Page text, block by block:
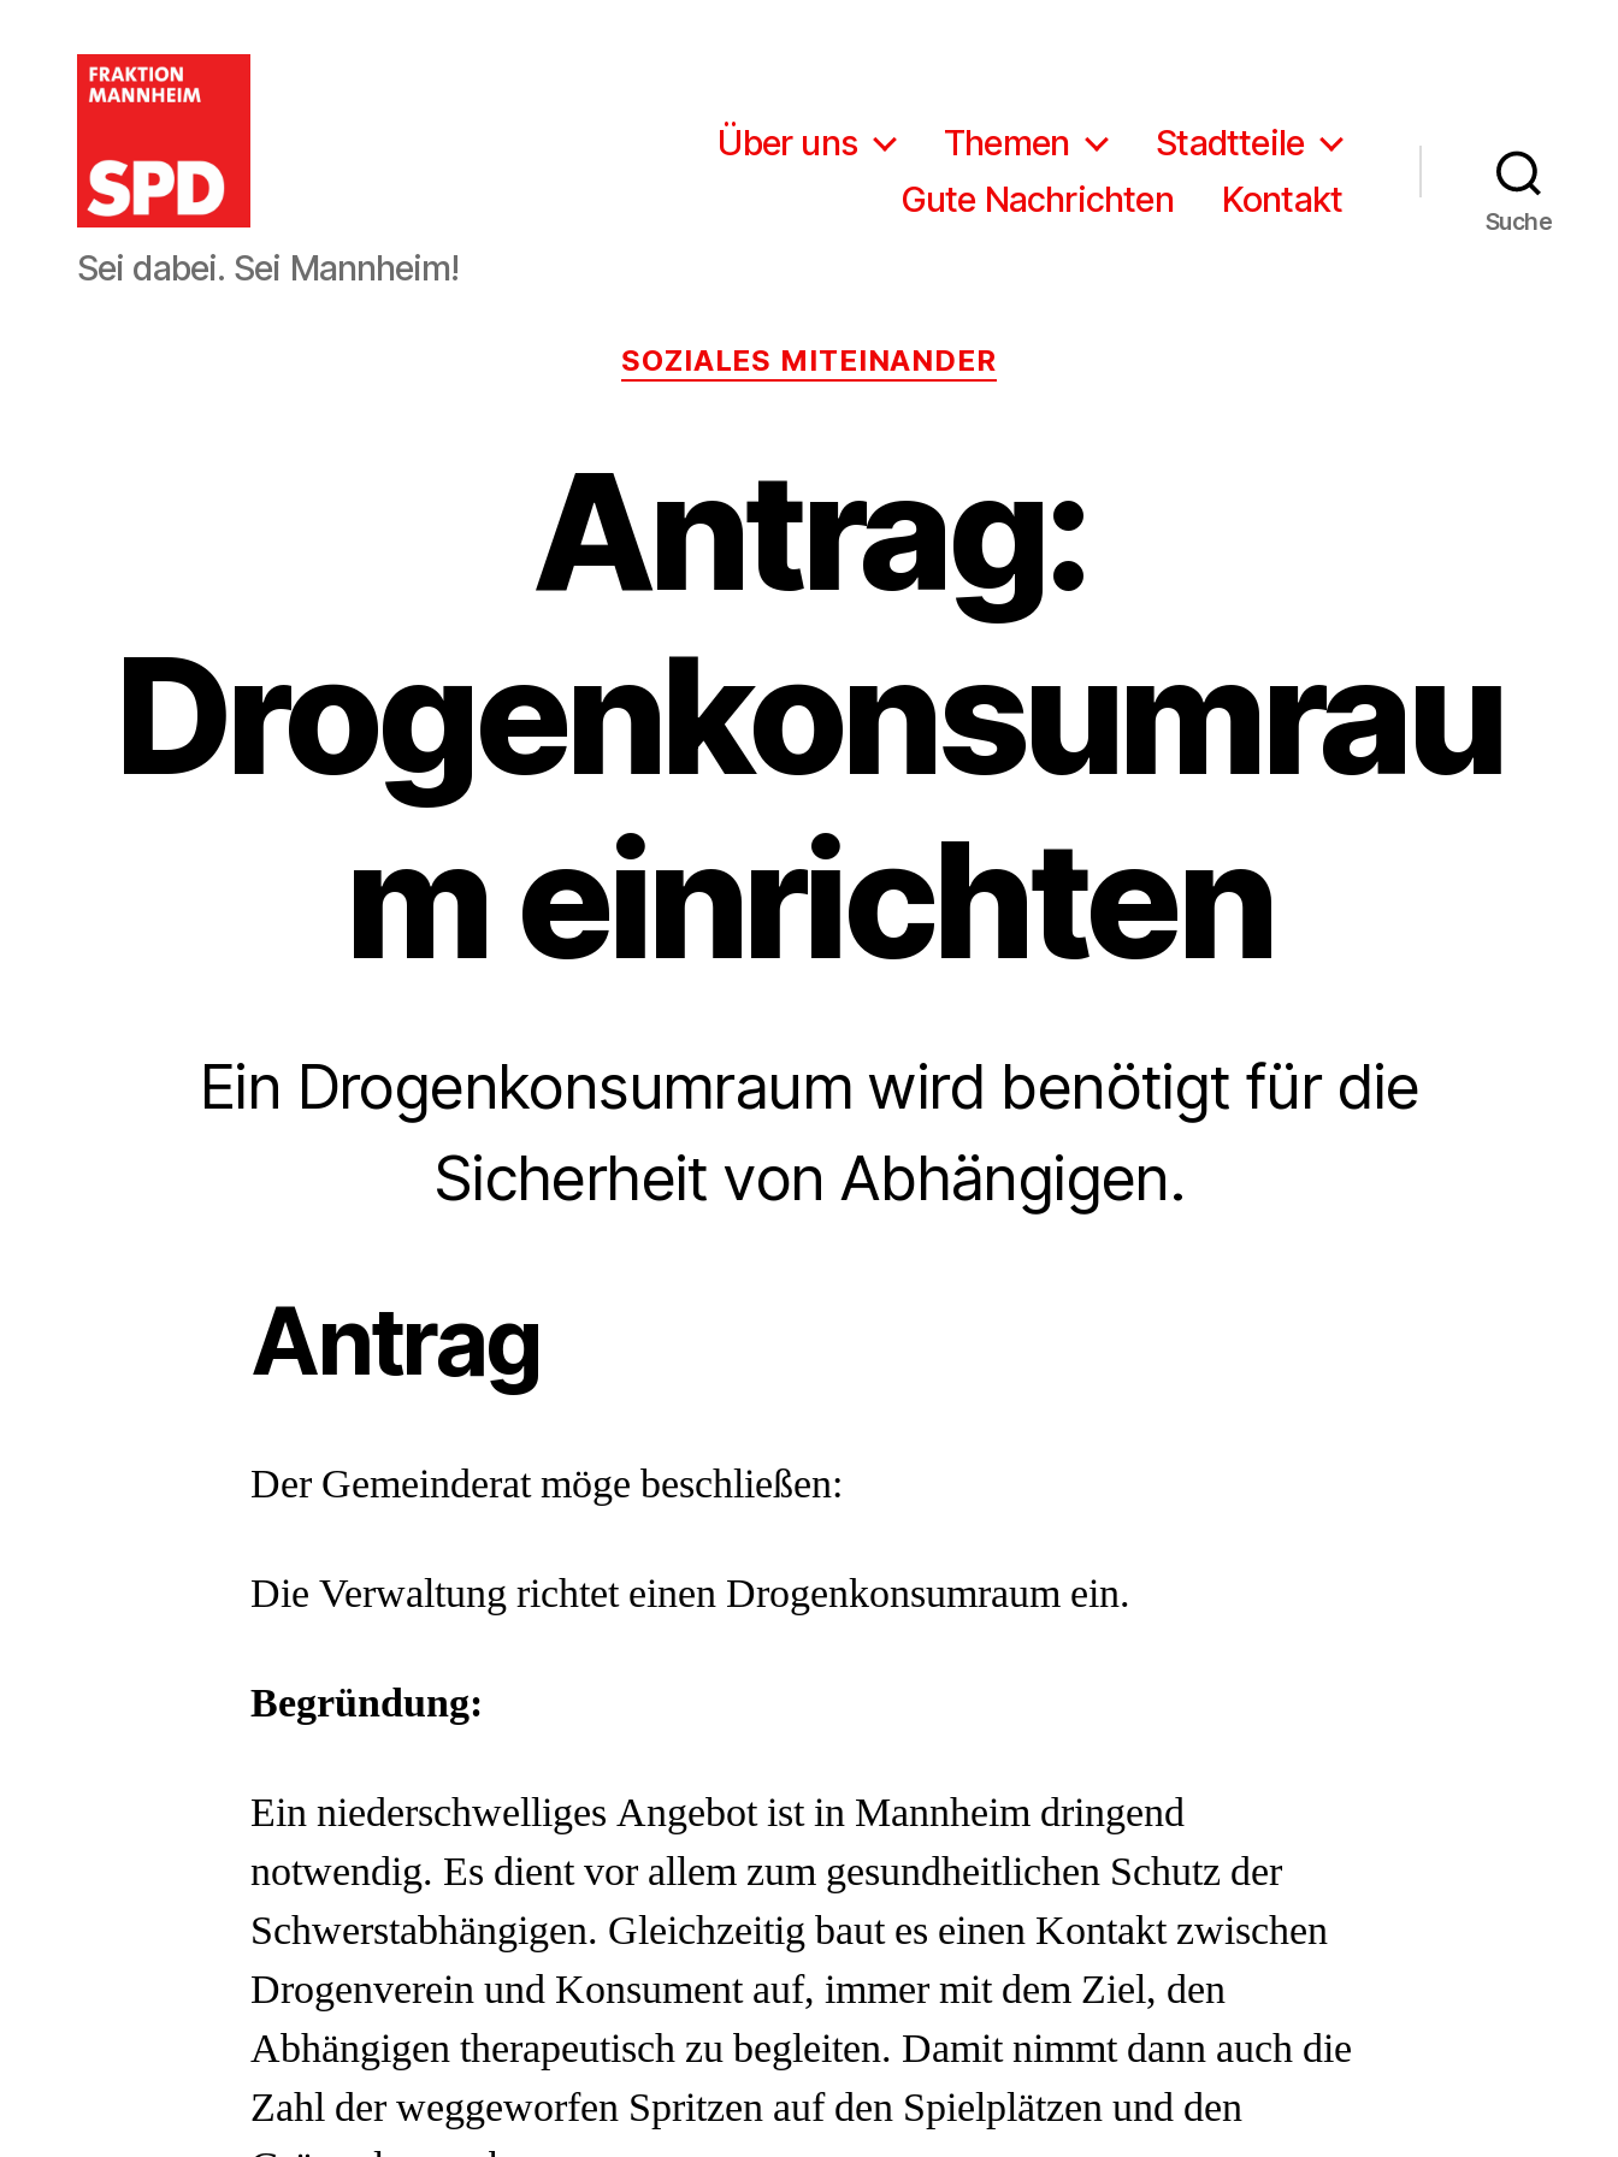
SPD-
Gemeinderatsfraktion
Sei dabei. Sei Mannheim!
Über uns Themen
Stadtteile
Gute Nachrichten
Kontakt
Suche
Kategorien
SOZIALES MITEINANDER
Antrag:
Drogenkonsumrau
m einrichten
Ein Drogenkonsumraum wird benötigt für die
Sicherheit von Abhängigen.
Antrag
Der Gemeinderat möge beschließen:
Die Verwaltung richtet einen Drogenkonsumraum ein.
Begründung:
Ein niederschwelliges Angebot ist in Mannheim dringend
notwendig. Es dient vor allem zum gesundheitlichen Schutz der
Schwerstabhängigen. Gleichzeitig baut es einen Kontakt zwischen
Drogenverein und Konsument auf, immer mit dem Ziel, den
Abhängigen therapeutisch zu begleiten. Damit nimmt dann auch die
Zahl der weggeworfen Spritzen auf den Spielplätzen und den